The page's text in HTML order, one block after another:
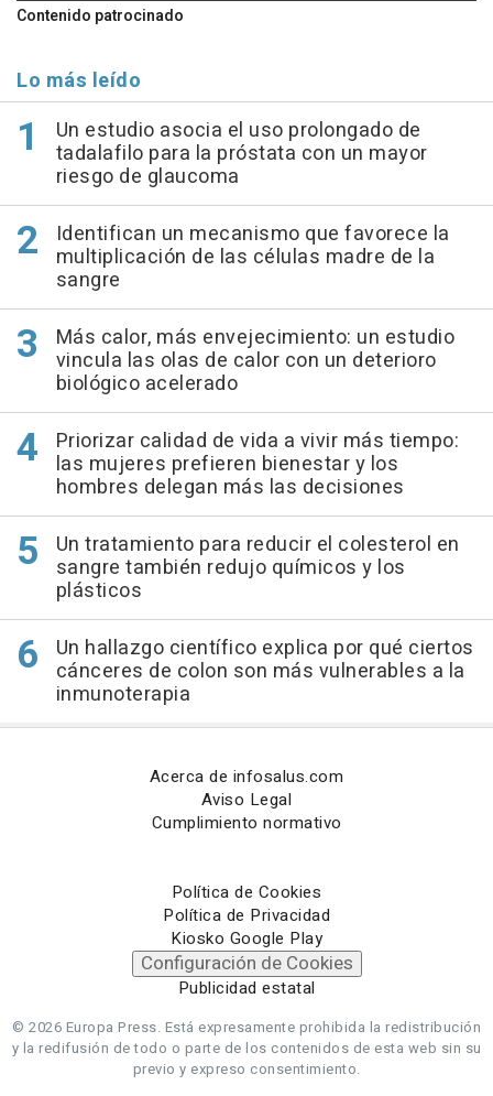
Contenido patrocinado
Lo más leído
Un estudio asocia el uso prolongado de
tadalafilo para la próstata con un mayor
riesgo de glaucoma
Identifican un mecanismo que favorece la
multiplicación de las células madre de la
sangre
Más calor, más envejecimiento: un estudio
vincula las olas de calor con un deterioro
biológico acelerado
Priorizar calidad de vida a vivir más tiempo:
las mujeres prefieren bienestar y los
hombres delegan más las decisiones
Un tratamiento para reducir el colesterol en
sangre también redujo químicos y los
plásticos
Un hallazgo científico explica por qué ciertos
cánceres de colon son más vulnerables a la
inmunoterapia
Acerca de infosalus.com
Aviso Legal
Cumplimiento normativo
Política de Cookies
Política de Privacidad
Kiosko Google Play
Configuración de Cookies
Publicidad estatal
© 2026 Europa Press. Está expresamente prohibida la redistribución
y la redifusión de todo o parte de los contenidos de esta web sin su
previo y expreso consentimiento.